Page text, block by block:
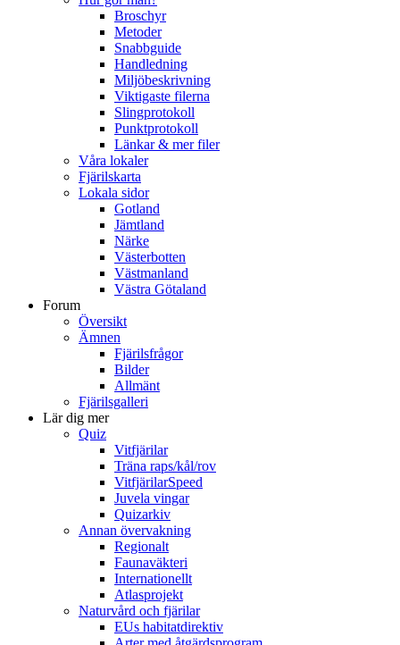
Broschyr
Metoder
Snabbguide
Handledning
Miljöbeskrivning
Viktigaste filerna
Slingprotokoll
Punktprotokoll
Länkar & mer filer
Våra lokaler
Fjärilskarta
Lokala sidor
Gotland
Jämtland
Närke
Västerbotten
Västmanland
Västra Götaland
Forum
Översikt
Ämnen
Fjärilsfrågor
Bilder
Allmänt
Fjärilsgalleri
Lär dig mer
Quiz
Vitfjärilar
Träna raps/kål/rov
VitfjärilarSpeed
Juvela vingar
Quizarkiv
Annan övervakning
Regionalt
Faunaväkteri
Internationellt
Atlasprojekt
Naturvård och fjärilar
EUs habitatdirektiv